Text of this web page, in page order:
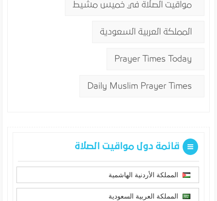
مواقيت الصلاة في خميس مشيط
المملكة العربية السعودية
Prayer Times Today
Daily Muslim Prayer Times
قائمة دول مواقيت الصلاة
المملكة الأردنية الهاشمية
المملكة العربية السعودية